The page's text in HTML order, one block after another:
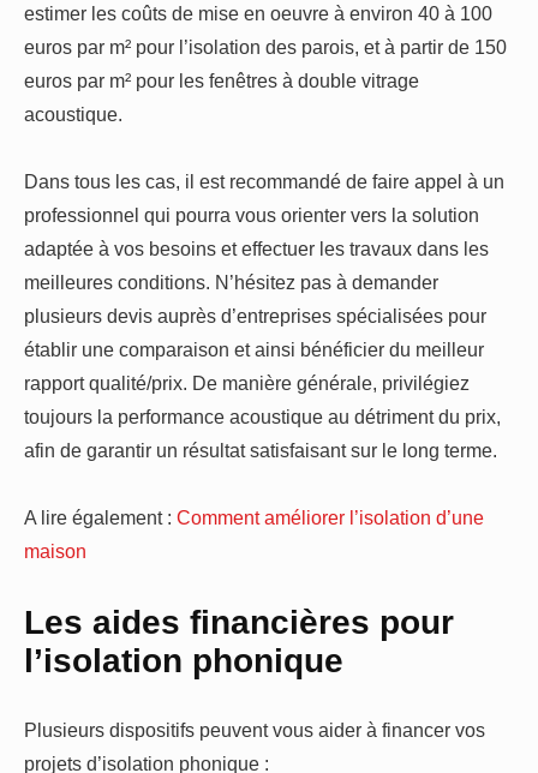
estimer les coûts de mise en oeuvre à environ 40 à 100
euros par m² pour l’isolation des parois, et à partir de 150
euros par m² pour les fenêtres à double vitrage
acoustique.
Dans tous les cas, il est recommandé de faire appel à un
professionnel qui pourra vous orienter vers la solution
adaptée à vos besoins et effectuer les travaux dans les
meilleures conditions. N’hésitez pas à demander
plusieurs devis auprès d’entreprises spécialisées pour
établir une comparaison et ainsi bénéficier du meilleur
rapport qualité/prix. De manière générale, privilégiez
toujours la performance acoustique au détriment du prix,
afin de garantir un résultat satisfaisant sur le long terme.
A lire également : Comment améliorer l’isolation d’une
maison
Les aides financières pour
l’isolation phonique
Plusieurs dispositifs peuvent vous aider à financer vos
projets d’isolation phonique :